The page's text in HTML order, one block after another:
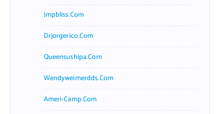
Jmpbliss.com
Drjorgerico.com
Queensushipa.com
Wendyweimerdds.com
Ameri-Camp.com